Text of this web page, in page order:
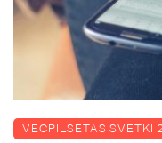
VECPILSĒTAS SVĒTKI